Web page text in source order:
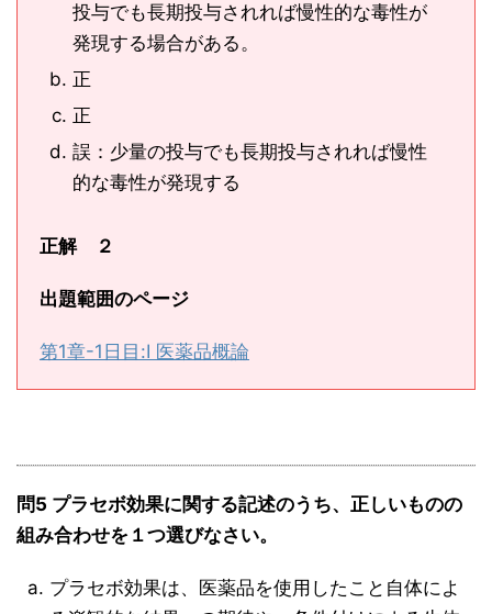
投与でも長期投与されれば慢性的な毒性が
発現する場合がある。
正
正
誤：少量の投与でも長期投与されれば慢性
的な毒性が発現する
正解 ２
出題範囲のページ
第1章-1日目:Ⅰ 医薬品概論
問5 プラセボ効果に関する記述のうち、正しいものの
組み合わせを１つ選びなさい。
プラセボ効果は、医薬品を使用したこと自体によ